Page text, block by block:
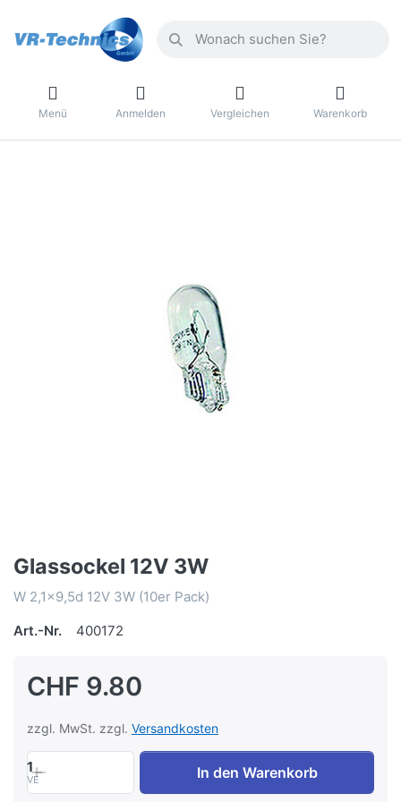
Menü Anmelden Vergleichen Warenkorb
Glassockel 12V 3W
W 2,1x9,5d 12V 3W (10er Pack)
Art.-Nr.
400172
CHF 9.80
zzgl. MwSt. zzgl. Versandkosten
1
VE In den Warenkorb